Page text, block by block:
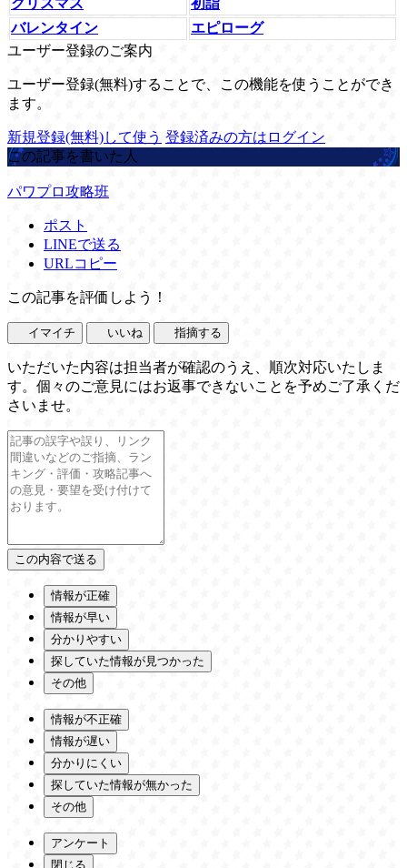
バレンタイン
エピローグ
ユーザー登録のご案内
ユーザー登録(無料)することで、この機能を使うことができ
ます。
新規登録(無料)して使う 登録済みの方はログイン
この記事を書いた人
パワプロ攻略班
ポスト
LINEで送る
URLコピー
この記事を評価しよう！
イマイチ いいね 指摘する
いただいた内容は担当者が確認のうえ、順次対応いたしま
す。個々のご意見にはお返事できないことを予めご了承くだ
さいませ。
情報が正確
情報が早い
分かりやすい
探していた情報が見つかった
その他
情報が不正確
情報が遅い
分かりにくい
探していた情報が無かった
その他
アンケート
閉じる